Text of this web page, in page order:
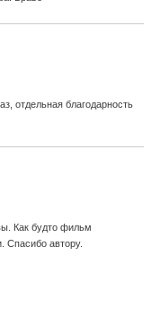
отдельная благодарность
Как будто фильм
Спасибо автору.